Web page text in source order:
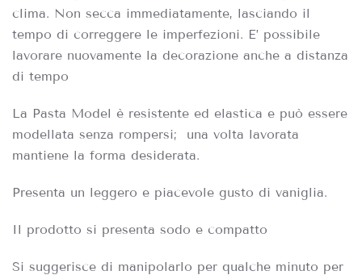
clima. Non secca immediatamente, lasciando il
tempo di correggere le imperfezioni. E’ possibile
lavorare nuovamente la decorazione anche a distanza
di tempo
La Pasta Model è resistente ed elastica e può essere
modellata senza rompersi; una volta lavorata
mantiene la forma desiderata.
Presenta un leggero e piacevole gusto di vaniglia.
Il prodotto si presenta sodo e compatto
Si suggerisce di manipolarlo per qualche minuto per